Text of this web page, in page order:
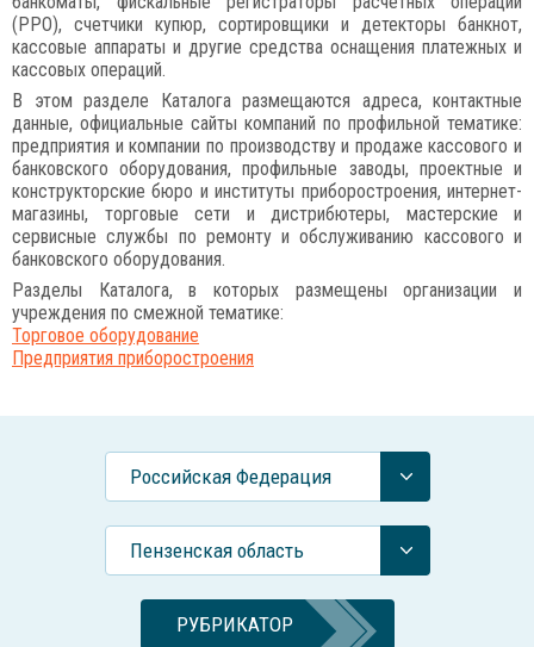
(РРО), счетчики купюр, сортировщики и детекторы банкнот,
кассовые аппараты и другие средства оснащения платежных и
кассовых операций.
В этом разделе Каталога размещаются адреса, контактные
данные, официальные сайты компаний по профильной тематике:
предприятия и компании по производству и продаже кассового и
банковского оборудования, профильные заводы, проектные и
конструкторские бюро и институты приборостроения, интернет-
магазины, торговые сети и дистрибютеры, мастерские и
сервисные службы по ремонту и обслуживанию кассового и
банковского оборудования.
Разделы Каталога, в которых размещены организации и
учреждения по смежной тематике:
Торговое оборудование
Предприятия приборостроения
Российcкая Федерация
Пензенская область
РУБРИКАТОР